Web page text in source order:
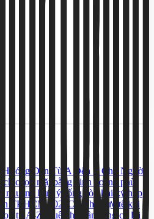
Dẫn Từ A Đến Z Cho Người
chọn mặt bằng kinh doanh phù
nhuận 5 Lưu ý sống còn khi ký hợp
TP.HCM 2026
Chi phí thực tế khi
từ A-Z
Thuê kho gần cảng có lợi